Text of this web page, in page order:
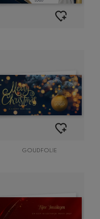
GOUDFOLIE